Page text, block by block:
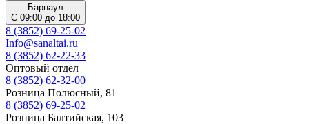
Барнаул
С 09:00 до 18:00
8 (3852) 69-25-02
Info@sanaltai.ru
8 (3852) 62-22-33
Оптовый отдел
8 (3852) 62-32-00
Розница Полюсный, 81
8 (3852) 69-25-02
Розница Балтийская, 103